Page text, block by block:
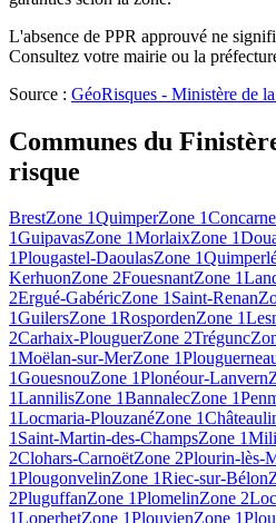
L'absence de PPR approuvé ne
Consultez votre mairie ou la
Source : GéoRisques - Ministère de
Communes du
risque
BrestZone 1QuimperZone 1
1GuipavasZone 1MorlaixZone 1
1Plougastel-DaoulasZone 1
KerhuonZone 2FouesnantZone 1
2Ergué-GabéricZone 1Saint-Renan
1GuilersZone 1RospordenZone 1
2Carhaix-PlouguerZone 2Trégunc
1Moëlan-sur-MerZone 1
1GouesnouZone 1Plonéour-Lanvern
1LannilisZone 1BannalecZone 1
1Locmaria-PlouzanéZone 1
1Saint-Martin-des-ChampsZone 1
2Clohars-CarnoëtZone 2Plourin-lès-
1PlougonvelinZone 1Riec-sur-Bélon
2PluguffanZone 1PlomelinZone 2
1LoperhetZone 1PlouvienZone 1